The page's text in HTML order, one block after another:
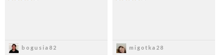
bogusia82 migotka28